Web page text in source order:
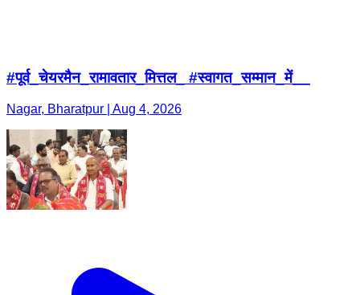
#पूर्व_चेयरमैन_रामावतार_मित्तल_ #स्वागत_सम्मान_में__
Nagar, Bharatpur | Aug 4, 2026